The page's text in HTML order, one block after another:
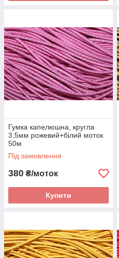
Гумка капелюшна, кругла
3,5мм рожевий+білий моток
50м
Під замовлення
380 ₴/моток
Купити